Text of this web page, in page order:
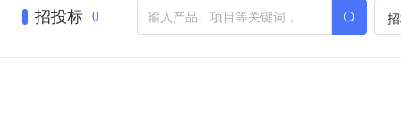
招投标 0